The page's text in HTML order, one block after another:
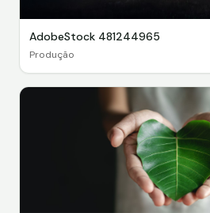
AdobeStock 481244965
Produção